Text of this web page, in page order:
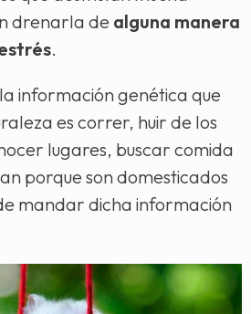
drenarla de alguna manera
.
información genética que
es correr, huir de los
lugares, buscar comida
porque son domesticados
mandar dicha información